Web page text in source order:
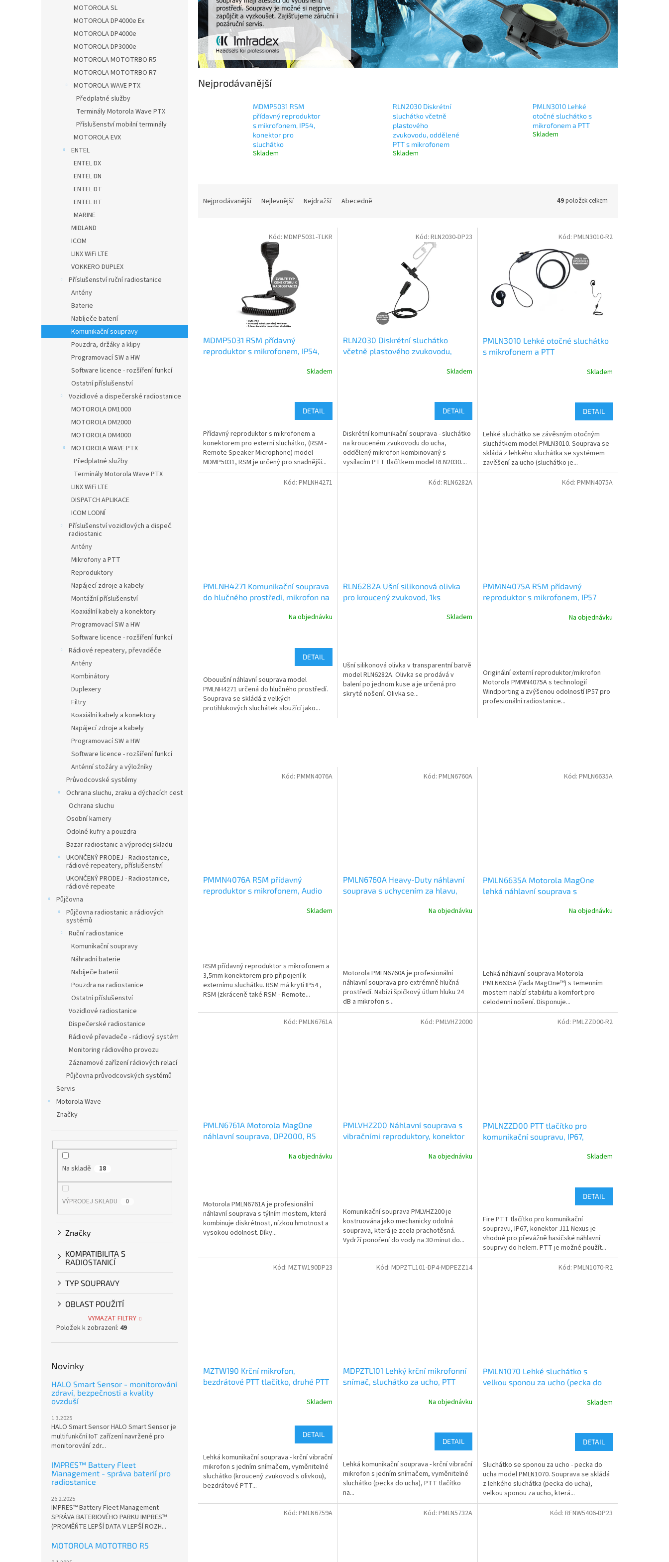
MOTOROLA SL
MOTOROLA DP4000e Ex
MOTOROLA DP4000e
MOTOROLA DP3000e
MOTOROLA MOTOTRBO R5
MOTOROLA MOTOTRBO R7
MOTOROLA WAVE PTX
Předplatné služby
Terminály Motorola Wave PTX
Příslušenství mobilní terminály
MOTOROLA EVX
ENTEL
ENTEL DX
ENTEL DN
ENTEL DT
ENTEL HT
MARINE
MIDLAND
ICOM
LINX WiFi LTE
VOKKERO DUPLEX
Příslušenství ruční radiostanice
Antény
Baterie
Nabíječe baterií
Komunikační soupravy
Pouzdra, držáky a klipy
Programovací SW a HW
Software licence - rozšíření funkcí
Ostatní příslušenství
Vozidlové a dispečerské radiostanice
MOTOROLA DM1000
MOTOROLA DM2000
MOTOROLA DM4000
MOTOROLA WAVE PTX
Předplatné služby
Terminály Motorola Wave PTX
LINX WiFi LTE
DISPATCH APLIKACE
ICOM LODNÍ
Příslušenství vozidlových a dispeč.
radiostanic
Antény
Mikrofony a PTT
Reproduktory
Napájecí zdroje a kabely
Montážní příslušenství
Koaxiální kabely a konektory
Programovací SW a HW
Software licence - rozšíření funkcí
Rádiové repeatery, převaděče
Antény
Kombinátory
Duplexery
Filtry
Koaxiální kabely a konektory
Napájecí zdroje a kabely
Programovací SW a HW
Software licence - rozšíření funkcí
Anténní stožáry a výložníky
Průvodcovské systémy
Ochrana sluchu, zraku a dýchacích cest
Ochrana sluchu
Osobní kamery
Odolné kufry a pouzdra
Bazar radiostanic a výprodej skladu
UKONČENÝ PRODEJ - Radiostanice,
rádiové repeatery, příslušenství
UKONČENÝ PRODEJ - Radiostanice,
rádiové repeate
Půjčovna
Půjčovna radiostanic a rádiových
systémů
Ruční radiostanice
Komunikační soupravy
Náhradní baterie
Nabíječe baterií
Pouzdra na radiostanice
Ostatní příslušenství
Vozidlové radiostanice
Dispečerské radiostanice
Rádiové převadeče - rádiový systém
Monitoring rádiového provozu
Záznamové zařízení rádiových relací
Půjčovna průvodcovských systémů
Servis
Motorola Wave
Značky
Na skladě 18
VÝPRODEJ SKLADU 0
Značky
KOMPATIBILITA S
RADIOSTANICÍ
TYP SOUPRAVY
OBLAST POUŽITÍ
VYMAZAT FILTRY
Položek k zobrazení: 49
Novinky
HALO Smart Sensor - monitorování
zdraví, bezpečnosti a kvality
ovzduší
1.3.2025
HALO Smart Sensor HALO Smart Sensor je
multifunkční IoT zařízení navržené pro
monitorování zdr...
IMPRES™ Battery Fleet
Management - správa baterií pro
radiostanice
26.2.2025
IMPRES™ Battery Fleet Management
SPRÁVA BATERIOVÉHO PARKU IMPRES™
(PROMĚŇTE LEPŠÍ DATA V LEPŠÍ ROZH...
MOTOROLA MOTOTRBO R5
Nejprodávanější
MDMP5031 RSM
přídavný reproduktor
s mikrofonem, IP54,
konektor pro
sluchátko
Skladem
RLN2030 Diskrétní
sluchátko včetně
plastového
zvukovodu, oddělené
PTT s mikrofonem
Skladem
PMLN3010 Lehké
otočné sluchátko s
mikrofonem a PTT
Skladem
Nejprodávanější Nejlevnější Nejdražší Abecedně 49položek celkem
MDMP5031 RSM přídavný
reproduktor s mikrofonem, IP54,
Skladem
DETAIL
Přídavný reproduktor s mikrofonem a
konektorem pro externí sluchátko, (RSM -
Remote Speaker Microphone) model
MDMP5031, RSM je určený pro snadnější...
Kód: MDMP5031-TLKR
RLN2030 Diskrétní sluchátko
včetně plastového zvukovodu,
Skladem
DETAIL
Diskrétní komunikační souprava - sluchátko
na krouceném zvukovodu do ucha,
oddělený mikrofon kombinovaný s
vysílacím PTT tlačítkem model RLN2030....
Kód: RLN2030-DP23
PMLN3010 Lehké otočné sluchátko
s mikrofonem a PTT
Skladem
DETAIL
Lehké sluchátko se závěsným otočným
sluchátkem model PMLN3010. Souprava se
skládá z lehkého sluchátka se systémem
zavěšení za ucho (sluchátko je...
Kód: PMLN3010-R2
PMLNH4271 Komunikační souprava
do hlučného prostředí, mikrofon na
Na objednávku
DETAIL
Obouušní náhlavní souprava model
PMLNH4271 určená do hlučného prostředí.
Souprava se skládá z velkých
protihlukových sluchátek sloužící jako...
Kód: PMLNH4271
RLN6282A Ušní silikonová olivka
pro kroucený zvukovod, 1ks
Skladem
Ušní silikonová olivka v transparentní barvě
model RLN6282A. Olivka se prodává v
balení po jednom kuse a je určená pro
skryté nošení. Olivka se...
Kód: RLN6282A
PMMN4075A RSM přídavný
reproduktor s mikrofonem, IP57
Na objednávku
Originální externí reproduktor/mikrofon
Motorola PMMN4075A s technologií
Windporting a zvýšenou odolností IP57 pro
profesionální radiostanice...
Kód: PMMN4075A
PMMN4076A RSM přídavný
reproduktor s mikrofonem, Audio
Skladem
RSM přídavný reproduktor s mikrofonem a
3,5mm konektorem pro připojení k
externímu sluchátku. RSM má krytí IP54 ,
RSM (zkráceně také RSM - Remote...
Kód: PMMN4076A
PMLN6760A Heavy-Duty náhlavní
souprava s uchycením za hlavu,
Na objednávku
Motorola PMLN6760A je profesionální
náhlavní souprava pro extrémně hlučná
prostředí. Nabízí špičkový útlum hluku 24
dB a mikrofon s...
Kód: PMLN6760A
PMLN6635A Motorola MagOne
lehká náhlavní souprava s
Na objednávku
Lehká náhlavní souprava Motorola
PMLN6635A (řada MagOne™) s temenním
mostem nabízí stabilitu a komfort pro
celodenní nošení. Disponuje...
Kód: PMLN6635A
PMLN6761A Motorola MagOne
náhlavní souprava, DP2000, R5
Na objednávku
Motorola PMLN6761A je profesionální
náhlavní souprava s týlním mostem, která
kombinuje diskrétnost, nízkou hmotnost a
vysokou odolnost. Díky...
Kód: PMLN6761A
PMLVHZ200 Náhlavní souprava s
vibračními reproduktory, konektor
Na objednávku
Komunikační souprava PMLVHZ200 je
kostruována jako mechanicky odolná
souprava, která je zcela prachotěsná.
Vydrží ponoření do vody na 30 minut do...
Kód: PMLVHZ2000
PMLNZZD00 PTT tlačítko pro
komunikační soupravu, IP67,
Skladem
DETAIL
Fire PTT tlačítko pro komunikační
soupravu, IP67, konektor J11 Nexus je
vhodné pro převážně hasičské náhlavní
souprvy do helem. PTT je možné použít...
Kód: PMLZZD00-R2
MZTW190 Krční mikrofon,
bezdrátové PTT tlačítko, druhé PTT
Skladem
DETAIL
Lehká komunikační souprava - krční vibrační
mikrofon s jedním snímačem, vyměnitelné
sluchátko (kroucený zvukovod s olivkou),
bezdrátové PTT...
Kód: MZTW190DP23
MDPZTL101 Lehký krční mikrofonní
snímač, sluchátko za ucho, PTT
Na objednávku
DETAIL
Lehká komunikační souprava - krční vibrační
mikrofon s jedním snímačem, vyměnitelné
sluchátko (pecka do ucha), PTT tlačítko
na...
Kód: MDPZTL101-DP4-MDPEZZ14
PMLN1070 Lehké sluchátko s
velkou sponou za ucho (pecka do
Skladem
DETAIL
Sluchátko se sponou za ucho - pecka do
ucha model PMLN1070. Souprava se skládá
z lehkého sluchátka (pecka do ucha),
velkou sponou za ucho, která...
Kód: PMLN1070-R2
Kód: PMLN6759A Kód: PMLN5732A Kód: RFNW5406-DP23